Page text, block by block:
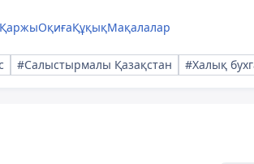
ҚаржыОқиғаҚұқықМақалалар
#Салыстырмалы Қазақстан #Халық